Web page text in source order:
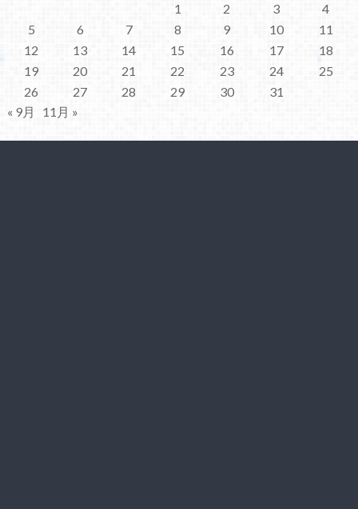
1
2 3
4
5
6 7 8 9 10
11
12
13 14 15 16 17
18
19
20 21 22 23 24
25
26
27 28 29 30
31
« 9月
11月 »